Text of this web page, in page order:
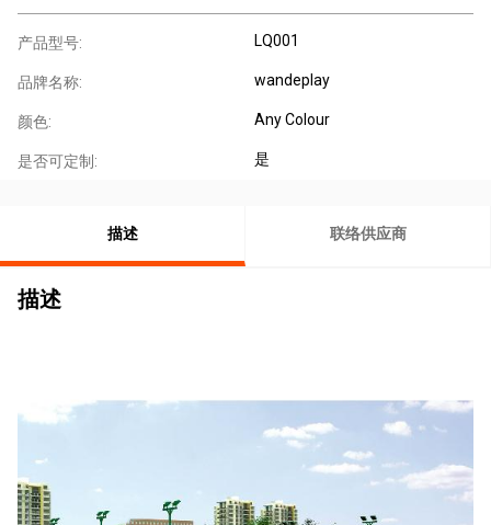
产品型号: LQ001
品牌名称: wandeplay
颜色: Any Colour
是否可定制: 是
描述 联络供应商
描述